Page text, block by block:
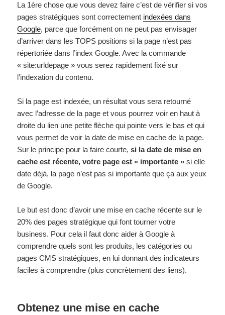
La 1ère chose que vous devez faire c’est de vérifier si vos
pages stratégiques sont correctement indexées dans
Google, parce que forcément on ne peut pas envisager
d’arriver dans les TOPS positions si la page n’est pas
répertoriée dans l’index Google. Avec la commande
« site:urldepage » vous serez rapidement fixé sur
l’indexation du contenu.
Si la page est indexée, un résultat vous sera retourné
avec l’adresse de la page et vous pourrez voir en haut à
droite du lien une petite flèche qui pointe vers le bas et qui
vous permet de voir la date de mise en cache de la page.
Sur le principe pour la faire courte,si la date de mise en
cache est récente, votre page est « importante » si elle
date déjà, la page n’est pas si importante que ça aux yeux
de Google.
Le but est donc d’avoir une mise en cache récente sur le
20% des pages stratégique qui font tourner votre
business. Pour cela il faut donc aider à Google à
comprendre quels sont les produits, les catégories ou
pages CMS stratégiques, en lui donnant des indicateurs
faciles à comprendre (plus concrètement des liens).
Obtenez une mise en cache